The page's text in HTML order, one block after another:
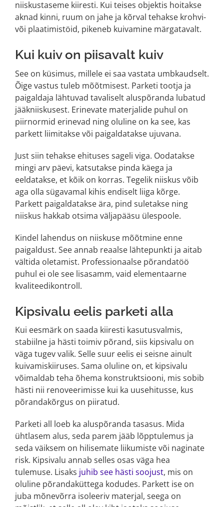
niiskustaseme kiiresti. Kui teises objektis hoitakse
aknad kinni, ruum on jahe ja kõrval tehakse krohvi-
või plaatimistöid, pikeneb kuivamine märgatavalt.
Kui kuiv on piisavalt kuiv
See on küsimus, millele ei saa vastata umbkaudselt.
Õige vastus tuleb mõõtmisest. Parketi tootja ja
paigaldaja lähtuvad tavaliselt aluspõranda lubatud
jääkniiskusest. Erinevate materjalide puhul on
piirnormid erinevad ning oluline on ka see, kas
parkett liimitakse või paigaldatakse ujuvana.
Just siin tehakse ehituses sageli viga. Oodatakse
mingi arv päevi, katsutakse pinda käega ja
eeldatakse, et kõik on korras. Tegelik niiskus võib
aga olla sügavamal kihis endiselt liiga kõrge.
Parkett paigaldatakse ära, pind suletakse ning
niiskus hakkab otsima väljapääsu ülespoole.
Kindel lahendus on niiskuse mõõtmine enne
paigaldust. See annab reaalse lähtepunkti ja aitab
vältida oletamist. Professionaalse põrandatöö
puhul ei ole see lisasamm, vaid elementaarne
kvaliteedikontroll.
Kipsivalu eelis parketi alla
Kui eesmärk on saada kiiresti kasutusvalmis,
stabiilne ja hästi toimiv põrand, siis kipsivalu on
väga tugev valik. Selle suur eelis ei seisne ainult
kuivamiskiiruses. Sama oluline on, et kipsivalu
võimaldab teha õhema konstruktsiooni, mis sobib
hästi nii renoveerimisse kui ka uusehitusse, kus
põrandakõrgus on piiratud.
Parketi all loeb ka aluspõranda tasasus. Mida
ühtlasem alus, seda parem jääb lõpptulemus ja
seda väiksem on hilisemate liikumiste või naginate
risk. Kipsivalu annab selles osas väga hea
tulemuse. Lisaks juhib see hästi soojust, mis on
oluline põrandaküttega kodudes. Parkett ise on
juba mõnevõrra isoleeriv materjal, seega on